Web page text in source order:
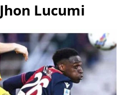
Jhon Lucumi